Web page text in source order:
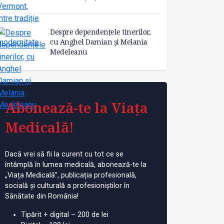
Despre dependențele tinerilor,
cu Anghel Damian și Melania
Medeleanu
Abonează-te la Viața
Medicală!
Dacă vrei să fii la curent cu tot ce se
întâmplă în lumea medicală, abonează-te la
„Viața Medicală”, publicația profesională,
socială și culturală a profesioniștilor în
Sănătate din România!
Tipărit + digital – 200 de lei